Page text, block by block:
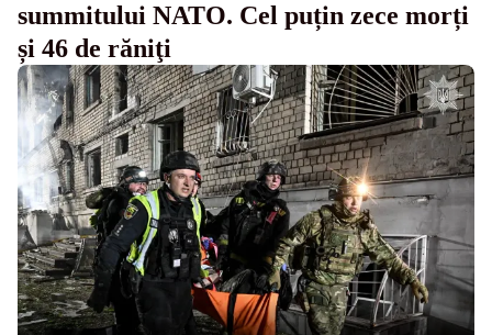
summitului NATO. Cel puțin zece morți
și 46 de răniţi